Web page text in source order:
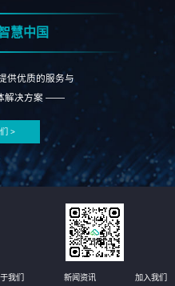
慧中国
供优质的服务与
解决方案 ——
>
我们 新闻资讯 加入我们